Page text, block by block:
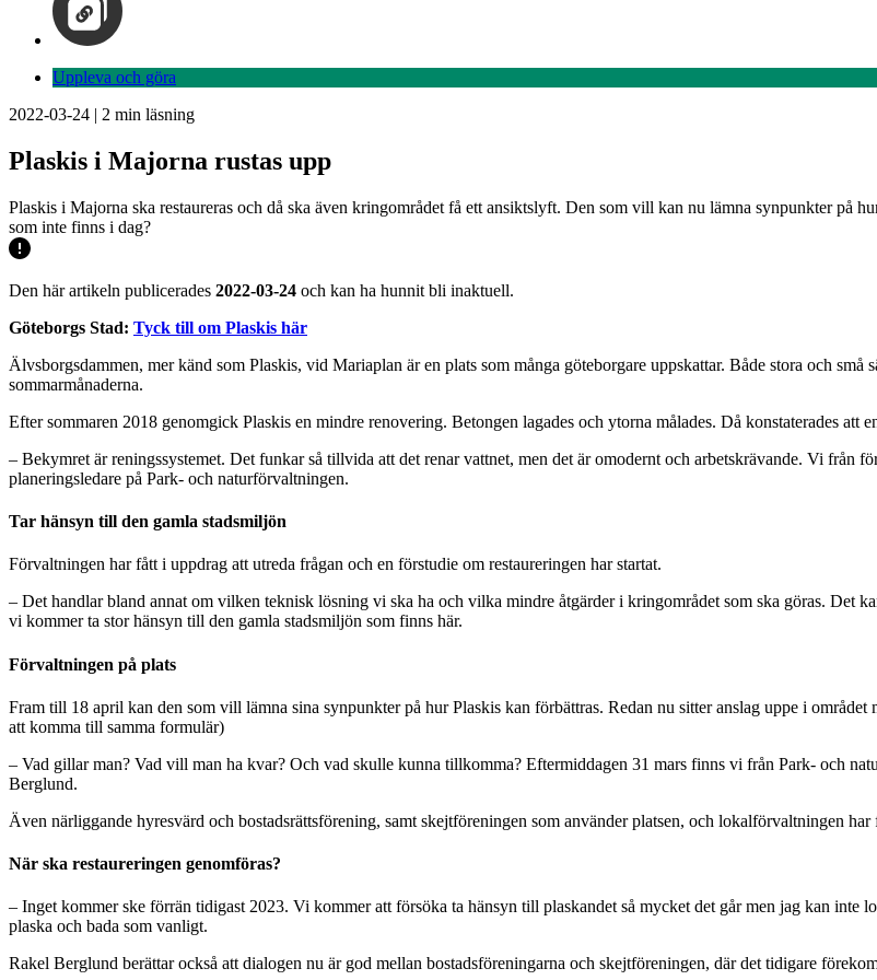
Uppleva och göra
2022-03-24 | 2 min läsning
Plaskis i Majorna rustas upp
Plaskis i Majorna ska restaureras och då ska även kringområdet få ett ansiktslyft. Den som vill kan nu lämna synpunkter på
som inte finns i dag?
Den här artikeln publicerades 2022-03-24 och kan ha hunnit bli inaktuell.
Göteborgs Stad: Tyck till om Plaskis här
Älvsborgsdammen, mer känd som Plaskis, vid Mariaplan är en plats som många göteborgare uppskattar. Både stora och
sommarmånaderna.
Efter sommaren 2018 genomgick Plaskis en mindre renovering. Betongen lagades och ytorna målades. Då konstaterades att
– Bekymret är reningssystemet. Det funkar så tillvida att det renar vattnet, men det är omodernt och arbetskrävande. Vi från
planeringsledare på Park- och naturförvaltningen.
Tar hänsyn till den gamla stadsmiljön
Förvaltningen har fått i uppdrag att utreda frågan och en förstudie om restaureringen har startat.
– Det handlar bland annat om vilken teknisk lösning vi ska ha och vilka mindre åtgärder i kringområdet som ska göras. Det
vi kommer ta stor hänsyn till den gamla stadsmiljön som finns här.
Förvaltningen på plats
Fram till 18 april kan den som vill lämna sina synpunkter på hur Plaskis kan förbättras. Redan nu sitter anslag uppe i
att komma till samma formulär)
– Vad gillar man? Vad vill man ha kvar? Och vad skulle kunna tillkomma? Eftermiddagen 31 mars finns vi från Park- och
Berglund.
Även närliggande hyresvärd och bostadsrättsförening, samt skejtföreningen som använder platsen, och lokalförvaltningen
När ska restaureringen genomföras?
– Inget kommer ske förrän tidigast 2023. Vi kommer att försöka ta hänsyn till plaskandet så mycket det går men jag kan inte
plaska och bada som vanligt.
Rakel Berglund berättar också att dialogen nu är god mellan bostadsföreningarna och skejtföreningen, där det tidigare